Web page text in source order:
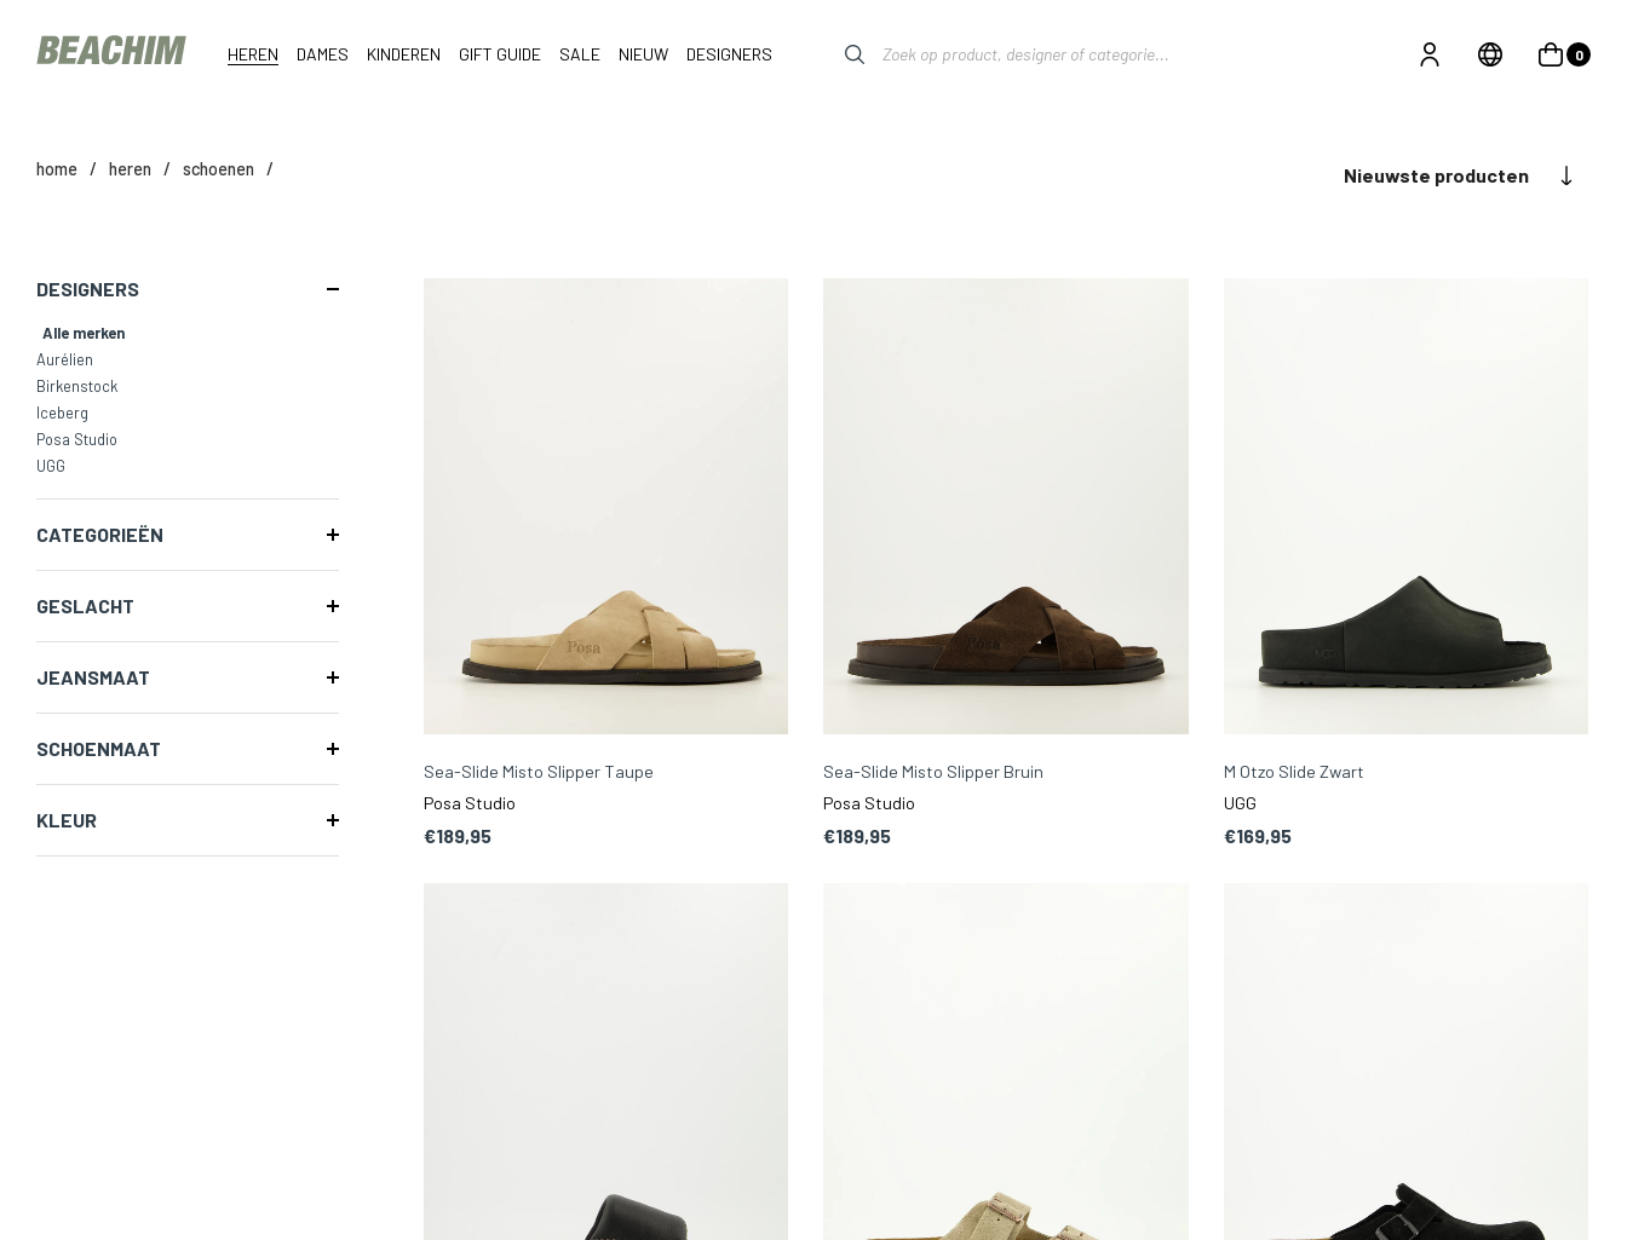
HEREN DAMES KINDEREN GIFT GUIDE SALE NIEUW DESIGNERS 0
home / heren / schoenen / Nieuwste producten
DESIGNERS
Alle merken
Aurélien
Birkenstock
Iceberg
Posa Studio
UGG
CATEGORIEËN
GESLACHT
JEANSMAAT
SCHOENMAAT
KLEUR
Sea-Slide Misto Slipper Taupe
Posa Studio
€189,95
Sea-Slide Misto Slipper Bruin
Posa Studio
€189,95
M Otzo Slide Zwart
UGG
€169,95